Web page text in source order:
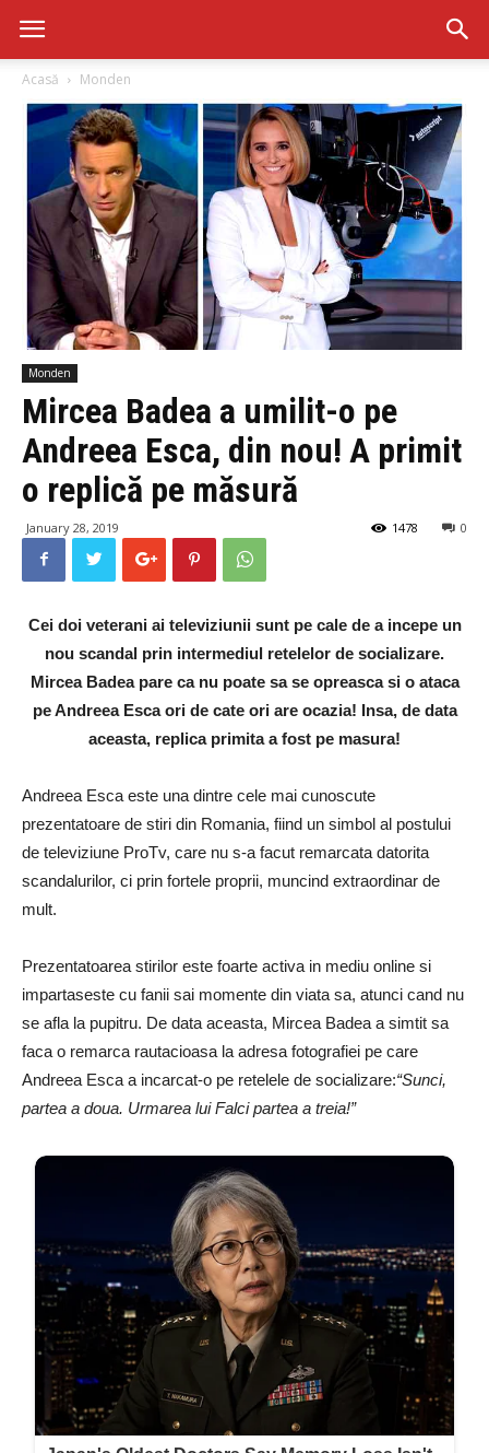
Acasă Monden
Monden
Mircea Badea a umilit-o pe
Andreea Esca, din nou! A primit
o replică pe măsură
January 28, 2019 0
1478
Cei doi veterani ai televiziunii sunt pe cale de a incepe un
nou scandal prin intermediul retelelor de socializare.
Mircea Badea pare ca nu poate sa se opreasca si o ataca
pe Andreea Esca ori de cate ori are ocazia! Insa, de data
aceasta, replica primita a fost pe masura!
Andreea Esca este una dintre cele mai cunoscute
prezentatoare de stiri din Romania, fiind un simbol al postului
de televiziune ProTv, care nu s-a facut remarcata datorita
scandalurilor, ci prin fortele proprii, muncind extraordinar de
mult.
Prezentatoarea stirilor este foarte activa in mediu online si
impartaseste cu fanii sai momente din viata sa, atunci cand nu
se afla la pupitru. De data aceasta, Mircea Badea a simtit sa
faca o remarca rautacioasa la adresa fotografiei pe care
Andreea Esca a incarcat-o pe retelele de socializare:“Sunci,
partea a doua. Urmarea lui Falci partea a treia!”